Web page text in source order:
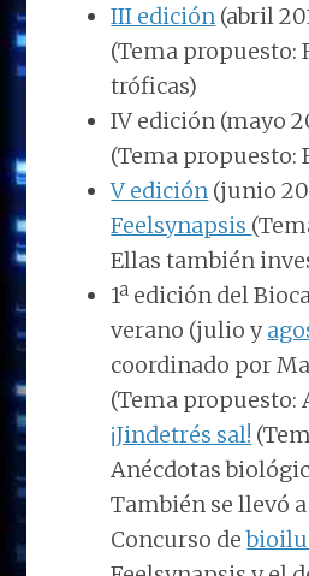
III edición (abril
(Tema propuesto:
tróficas)
IV edición (mayo
(Tema propuesto:
V edición (junio
Feelsynapsis
Ellas también
1ª edición del
verano (julio y
coordinado por
(Tema propuesto:
¡Jindetrés sal!
Anécdotas
También se llevó
Concurso de